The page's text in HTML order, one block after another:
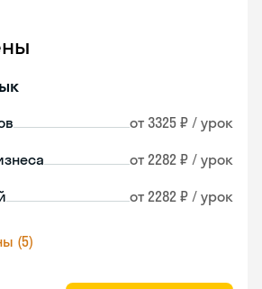
от 3325 ₽ / урок
от 2282 ₽ / урок
от 2282 ₽ / урок
(5)